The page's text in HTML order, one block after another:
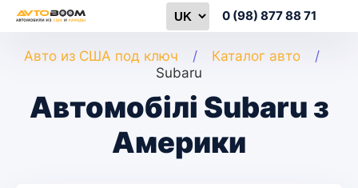
0 (98) 877 88 71
Авто из США под ключ
Каталог авто
Subaru
Автомобілі Subaru з
Америки